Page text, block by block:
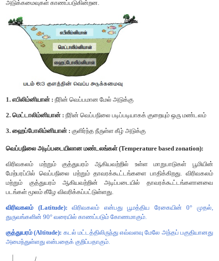
மாற்ற விகிதத்தை உண்டாக்க ஒரு உகந்த வெப்பநிலை
வெப்பநிலையின் மூன்று வரையறைகள் எந்த
அங்கிகரிக்கப்படலாம். அவை
1. குறைந்த பட்ச வெப்பநிலை- குறைந்த வாழ்வியல்
2. உகந்த வெப்பநிலை- அதிகமான வாழ்வியல் நடவடிக்கைகளுக்கு
3. அதிகபட்ச வெப்பநிலை- வாழ்வியல் நடவடிக்கைகள்
ஒரு பகுதியில் நிலவும் வெப்பநிலையின் அடிப்படையில்,
உலகின் தாவரங்களைப் பின்வரும் நான்கு வகைகளில்
அவை மெகாதெர்ம்கள், மீசோதெர்ம்கள்,
நீரோட்டங்களிலும் சராசரி வெப்பநிலை 100 °C க்கு அதிகமாக
வெப்ப சகிப்பு தன்மையின் அடிப்படையில் உயிரினங்கள்
பிரிக்கப்படுகின்றன. அவை
1. யூரிதெர்மல்:
இவை அதிக வெப்பநிலை ஏற்ற
கொள்ளும் உயிரினங்கள், எடுத்துக்காட்டு ஜோஸ்டீரா (கடல்
2 ஸ்டெனோதெர்மல்:இவை குறைந்த வெப்பநிலை
பொருத்து கொள்ளக்கூடிய உயிரினங்கள். எடுத்துக்காட்டு: மா